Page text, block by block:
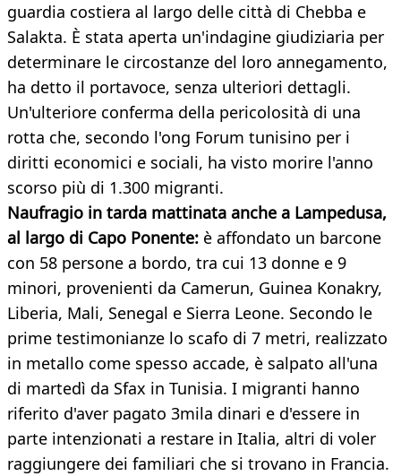
guardia costiera al largo delle città di Chebba e
Salakta. È stata aperta un'indagine giudiziaria per
determinare le circostanze del loro annegamento,
ha detto il portavoce, senza ulteriori dettagli.
Un'ulteriore conferma della pericolosità di una
rotta che, secondo l'ong Forum tunisino per i
diritti economici e sociali, ha visto morire l'anno
scorso più di 1.300 migranti.
Naufragio in tarda mattinata anche a Lampedusa,
al largo di Capo Ponente: è affondato un barcone
con 58 persone a bordo, tra cui 13 donne e 9
minori, provenienti da Camerun, Guinea Konakry,
Liberia, Mali, Senegal e Sierra Leone. Secondo le
prime testimonianze lo scafo di 7 metri, realizzato
in metallo come spesso accade, è salpato all'una
di martedì da Sfax in Tunisia. I migranti hanno
riferito d'aver pagato 3mila dinari e d'essere in
parte intenzionati a restare in Italia, altri di voler
raggiungere dei familiari che si trovano in Francia.